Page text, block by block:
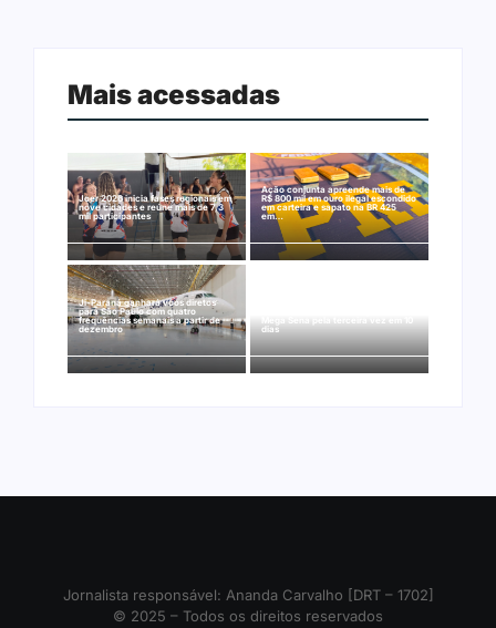
Mais acessadas
Joer 2026 inicia fases regionais em
nove cidades e reúne mais de 7,3
mil participantes
Ação conjunta apreende mais de
R$ 800 mil em ouro ilegal escondido
em carteira e sapato na BR 425
em…
Ji-Paraná ganhará voos diretos
para São Paulo com quatro
frequências semanais a partir de
dezembro
dias
Jornalista responsável: Ananda Carvalho [DRT – 1702]
© 2025 – Todos os direitos reservados